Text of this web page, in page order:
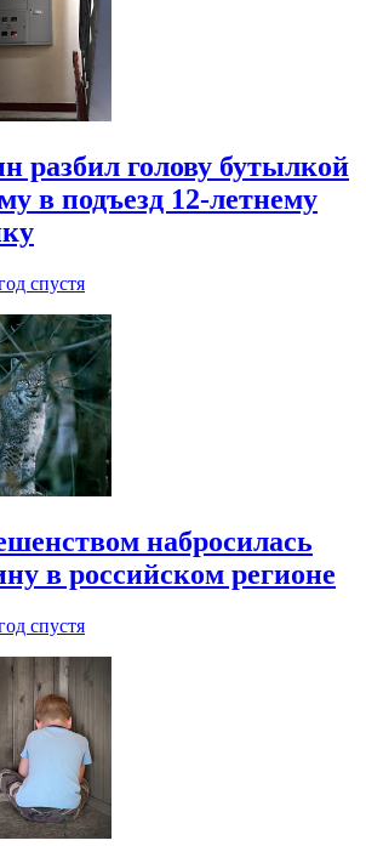
разбил голову бутылкой
в подъезд 12-летнему
спустя
набросилась
в российском регионе
спустя